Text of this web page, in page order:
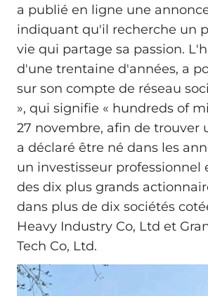
a publié en ligne une
indiquant qu'il recherche un
vie qui partage sa passion.
d'une trentaine d'années, a
sur son compte de réseau
», qui signifie « hundreds of
27 novembre, afin de trouver
a déclaré être né dans les
un investisseur professionnel
des dix plus grands
dans plus de dix sociétés
Heavy Industry Co, Ltd et
Tech Co, Ltd.